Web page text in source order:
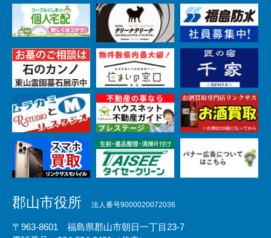
郡山市役所 法人番号9000020072036
〒963-8601 福島県郡山市朝日一丁目23-7